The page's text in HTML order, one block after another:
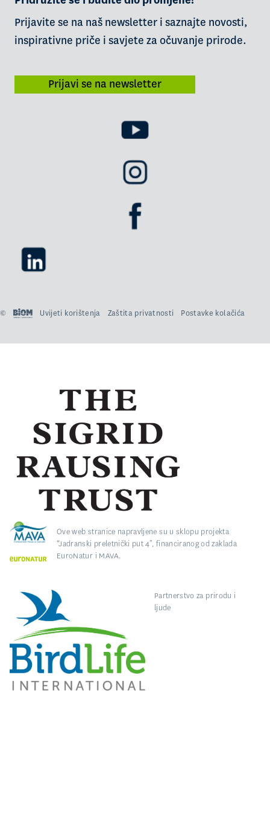
Prijavite se na naš newsletter i saznajte novosti,
inspirativne priče i savjete za očuvanje prirode.
Prijavi se na newsletter
© Uvijeti korištenja Zaštita privatnosti Postavke kolačića
Ove web stranice napravljene su u sklopu projekta
“Jadranski preletnički put 4”, financiranog od zaklada
EuroNatur i MAVA.
Partnerstvo za prirodu i
ljude